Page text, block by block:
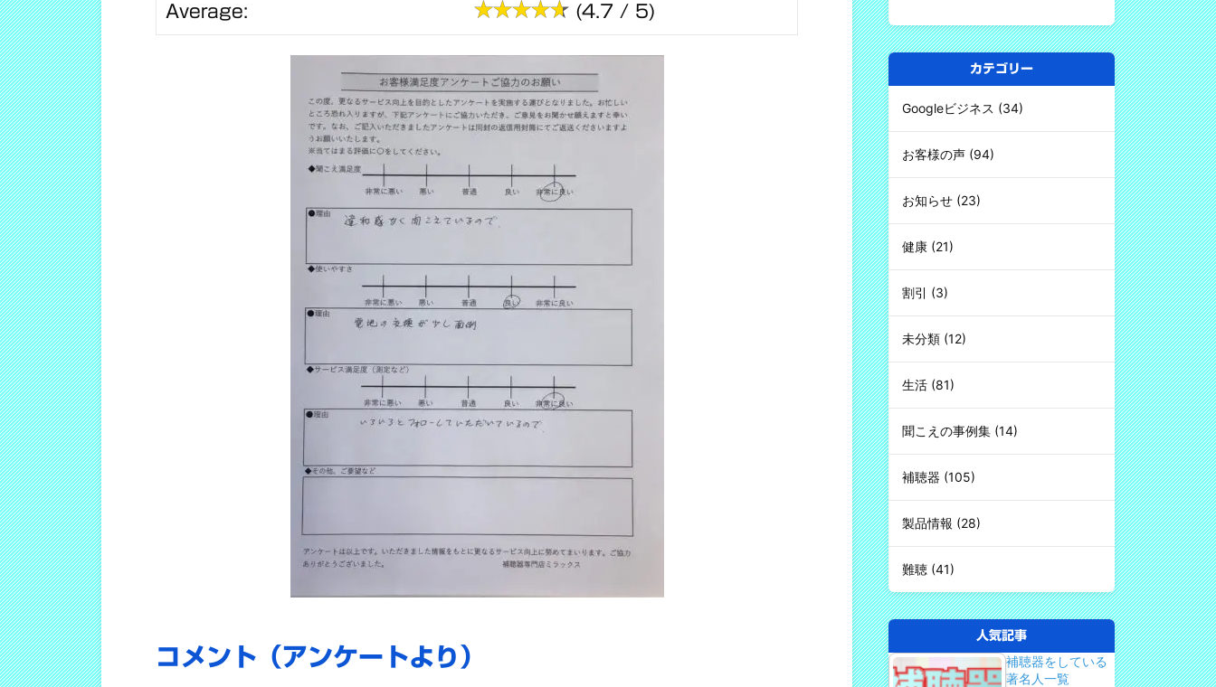
Average: (4.7 / 5)
コメント（アンケートより）
カテゴリー
Googleビジネス (34)
お客様の声 (94)
お知らせ (23)
健康 (21)
割引 (3)
未分類 (12)
生活 (81)
聞こえの事例集 (14)
補聴器 (105)
製品情報 (28)
難聴 (41)
人気記事
補聴器をしている
著名人一覧